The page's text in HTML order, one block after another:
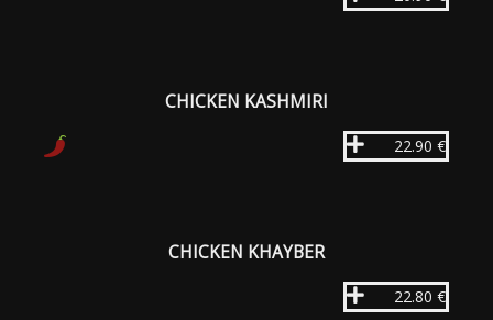
CHICKEN KASHMIRI
22.90 €
CHICKEN KHAYBER
22.80 €